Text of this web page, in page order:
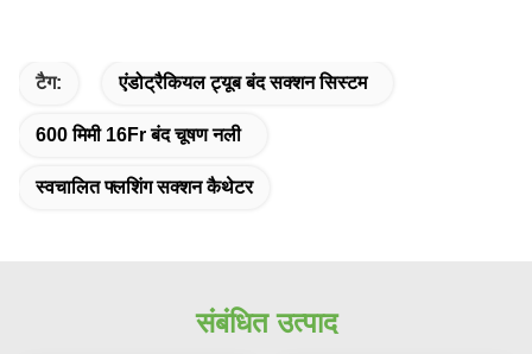
टैग: एंडोट्रैकियल ट्यूब बंद सक्शन सिस्टम
600 मिमी 16Fr बंद चूषण नली
स्वचालित फ्लशिंग सक्शन कैथेटर
संबंधित उत्पाद